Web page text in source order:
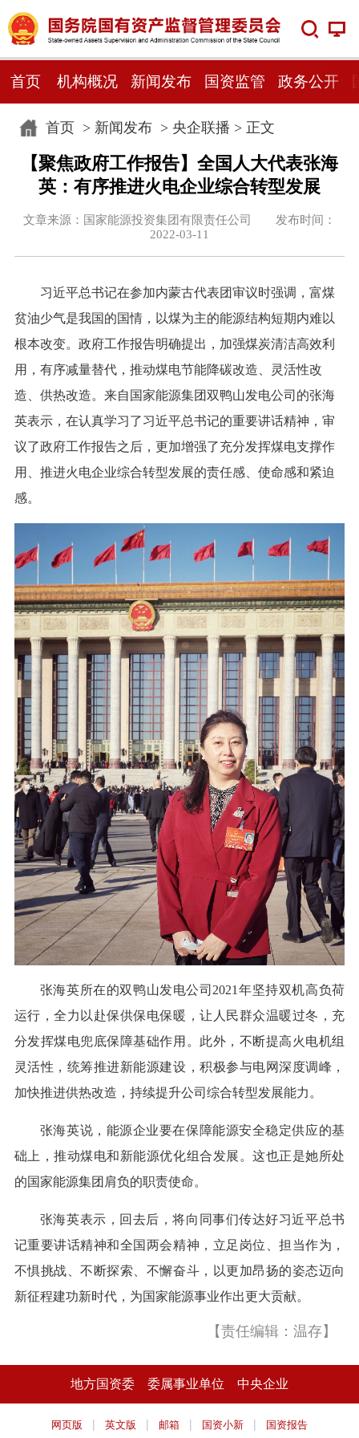
首页 机构概况 新闻发布 国资监管 政务公开
首页> 新闻发布> 央企联播 > 正文
【聚焦政府工作报告】全国人大代表张海
英：有序推进火电企业综合转型发展
文章来源：国家能源投资集团有限责任公司 发布时间：
2022-03-11
习近平总书记在参加内蒙古代表团审议时强调，富煤
贫油少气是我国的国情，以煤为主的能源结构短期内难以
根本改变。政府工作报告明确提出，加强煤炭清洁高效利
用，有序减量替代，推动煤电节能降碳改造、灵活性改
造、供热改造。来自国家能源集团双鸭山发电公司的张海
英表示，在认真学习了习近平总书记的重要讲话精神，审
议了政府工作报告之后，更加增强了充分发挥煤电支撑作
用、推进火电企业综合转型发展的责任感、使命感和紧迫
感。
张海英所在的双鸭山发电公司2021年坚持双机高负荷
运行，全力以赴保供保电保暖，让人民群众温暖过冬，充
分发挥煤电兜底保障基础作用。此外，不断提高火电机组
灵活性，统筹推进新能源建设，积极参与电网深度调峰，
加快推进供热改造，持续提升公司综合转型发展能力。
张海英说，能源企业要在保障能源安全稳定供应的基
础上，推动煤电和新能源优化组合发展。这也正是她所处
的国家能源集团肩负的职责使命。
张海英表示，回去后，将向同事们传达好习近平总书
记重要讲话精神和全国两会精神，立足岗位、担当作为，
不惧挑战、不断探索、不懈奋斗，以更加昂扬的姿态迈向
新征程建功新时代，为国家能源事业作出更大贡献。
【责任编辑：温存】
地方国资委 委属事业单位 中央企业
网页版 | 英文版 | 邮箱 | 国资小新 | 国资报告